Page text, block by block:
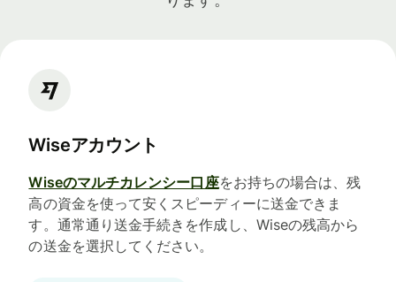
Wiseアカウント
Wiseのマルチカレンシー口座をお持ちの場合は、残
高の資金を使って安くスピーディーに送金できま
す。通常通り送金手続きを作成し、Wiseの残高から
の送金を選択してください。